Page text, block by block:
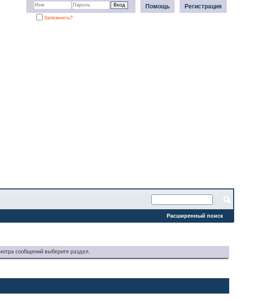
Регистрация
Помощь
Запомнить?
Расширенный поиск
сообщений выберите раздел.